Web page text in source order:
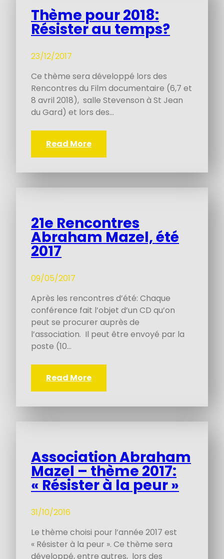
Thème pour 2018:
Résister au temps?
23/12/2017
Ce thème sera développé lors des
Rencontres du Film documentaire (6,7 et
8 avril 2018), salle Stevenson à St Jean
du Gard) et lors des…
Read More
21e Rencontres
Abraham Mazel, été
2017
09/05/2017
Après les rencontres d’été: Chaque
conférence fait l’objet d’un CD qu’on
peut se procurer auprès de
l’association. Il peut être envoyé par la
poste (10…
Read More
Association Abraham
Mazel – thème 2017:
« Résister à la peur »
31/10/2016
Le thème choisi pour l’année 2017 est
« Résister à la peur ». Ce thème sera
développé, entre autres, lors des